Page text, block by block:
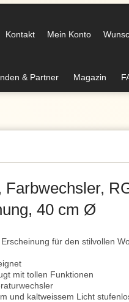
Kontakt Mein Konto
& Partner Magazin
40 cm Ø
für den stilvollen
mit tollen Funktionen
und kaltweissem Licht